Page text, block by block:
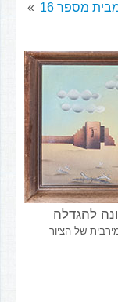
מספר 16
להגדלה
של הציור